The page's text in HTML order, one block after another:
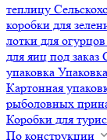
теплицу
коробки для
лотки для огурцов
для яиц под заказ
упаковка
Картонная
рыболовных
Коробки для
По конструкции